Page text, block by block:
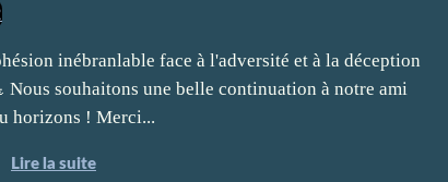
inébranlable face à l'adversité et à la déception
souhaitons une belle continuation à notre ami
horizons ! Merci...
Lire la suite